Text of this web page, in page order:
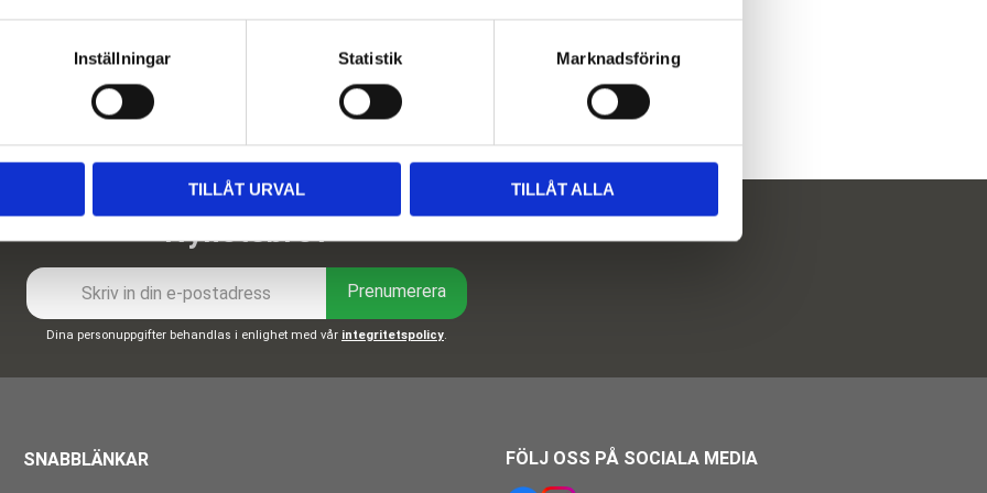
Inställningar Statistik Marknadsföring
TILLÅT URVAL TILLÅT ALLA
Nyhetsbrev
Prenumerera
Dina personuppgifter behandlas i enlighet med vår integritetspolicy
SNABBLÄNKAR
FÖLJ OSS PÅ SOCIALA MEDIA